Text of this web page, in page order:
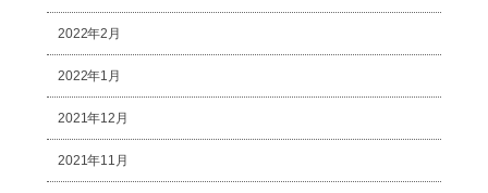
2022年2月
2022年1月
2021年12月
2021年11月